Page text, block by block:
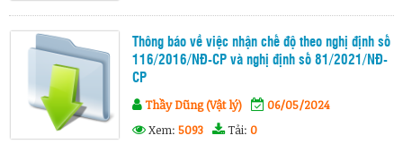
Thông báo về việc nhận chế độ theo nghị định số
116/2016/NĐ-CP và nghị định số 81/2021/NĐ-
CP
Thầy Dũng (Vật lý)
06/05/2024
Xem: 5093 Tải: 0